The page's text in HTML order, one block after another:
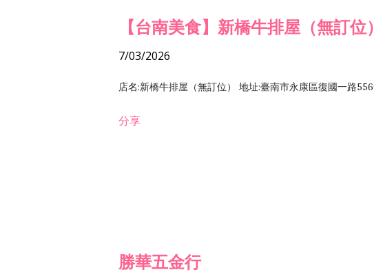
【台南美食】新橋牛排屋（無訂位）
7/03/2026
店名:新橋牛排屋（無訂位） 地址:臺南市永康區復國一路
分享
勝華五金行